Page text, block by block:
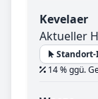
Kevelaer
Aktueller
14 % ggü.